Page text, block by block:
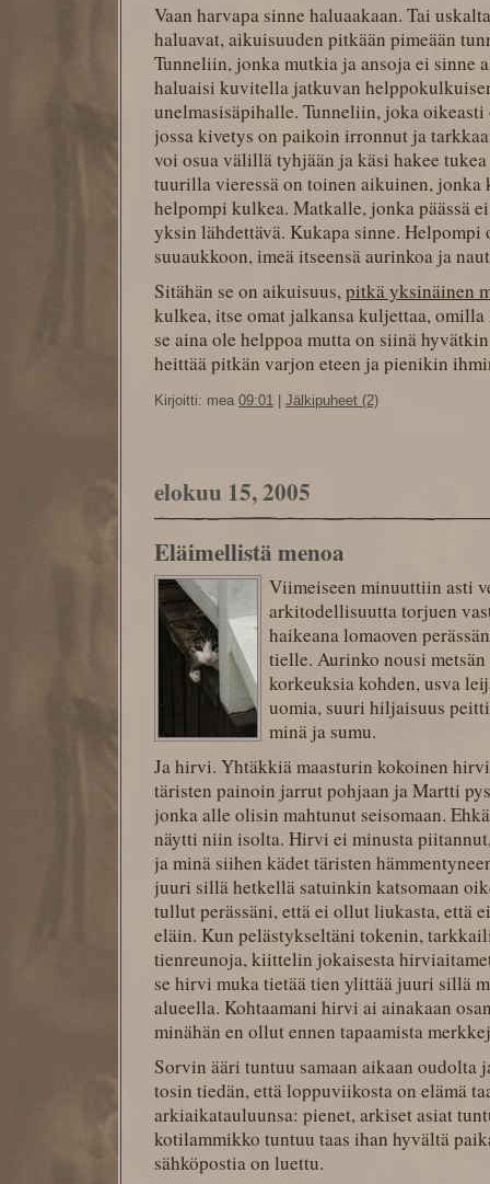
Vaan harvapa sinne haluaakaan. Tai
haluavat, aikuisuuden pitkään pimeään
Tunneliin, jonka mutkia ja ansoja ei sinne
haluaisi kuvitella jatkuvan
unelmasisäpihalle. Tunneliin, joka
jossa kivetys on paikoin irronnut ja
voi osua välillä tyhjään ja käsi hakee
tuurilla vieressä on toinen aikuinen, jonka
helpompi kulkea. Matkalle, jonka päässä
yksin lähdettävä. Kukapa sinne.
suuaukkoon, imeä itseensä aurinkoa ja
Sitähän se on aikuisuus, pitkä yksinäinen
kulkea, itse omat jalkansa kuljettaa,
se aina ole helppoa mutta on siinä
heittää pitkän varjon eteen ja pienikin
Kirjoitti: mea 09:01 | Jälkipuheet (2)
elokuu 15, 2005
Eläimellistä menoa
Viimeiseen minuuttiin asti
arkitodellisuutta torjuen
haikeana lomaoven
tielle. Aurinko nousi
korkeuksia kohden, usva
uomia, suuri hiljaisuus
minä ja sumu.
Ja hirvi. Yhtäkkiä maasturin kokoinen
täristen painoin jarrut pohjaan ja Martti
jonka alle olisin mahtunut seisomaan.
näytti niin isolta. Hirvi ei minusta
ja minä siihen kädet täristen
juuri sillä hetkellä satuinkin katsomaan
tullut perässäni, että ei ollut liukasta, että
eläin. Kun pelästykseltäni tokenin,
tienreunoja, kiittelin jokaisesta
se hirvi muka tietää tien ylittää juuri sillä
alueella. Kohtaamani hirvi ai ainakaan
minähän en ollut ennen tapaamista
Sorvin ääri tuntuu samaan aikaan oudolta
tosin tiedän, että loppuviikosta on elämä
arkiaikatauluunsa: pienet, arkiset asiat
kotilammikko tuntuu taas ihan hyvältä
sähköpostia on luettu.